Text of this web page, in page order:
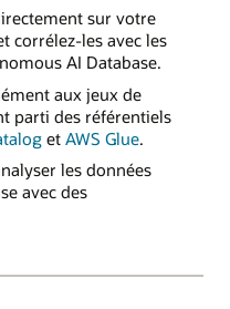
sur votre
corrélez-les avec les
AI Database.
aux jeux de
parti des référentiels
et AWS Glue.
les données
avec des